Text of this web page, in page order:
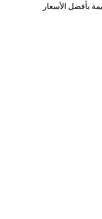
بأفضل الأسعار